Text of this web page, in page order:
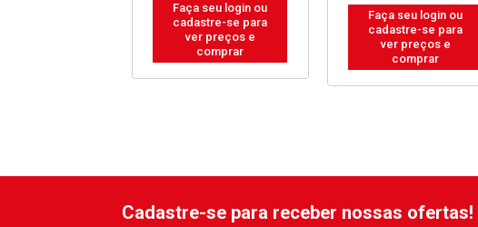
Faça seu login ou
cadastre-se para
ver preços e
comprar
Faça seu login ou
cadastre-se para
ver preços e
comprar
Cadastre-se para receber nossas ofertas!